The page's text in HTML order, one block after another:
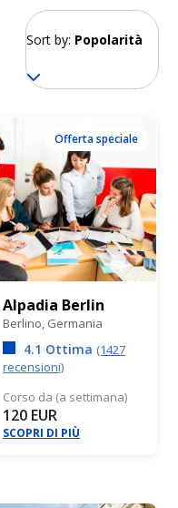
Sort by: Popolarità
Offerta speciale
Alpadia Berlin
Berlino, Germania
4.1 Ottima (1427
recensioni)
Corso da (a settimana)
120 EUR
SCOPRI DI PIÙ